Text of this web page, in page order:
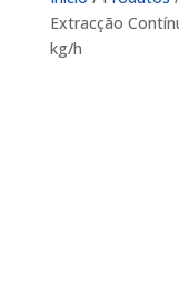
Extracção
kg/h